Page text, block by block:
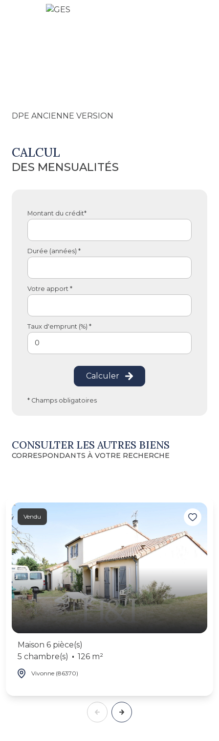
DPE ANCIENNE VERSION
CALCUL
DES MENSUALITÉS
Montant du crédit*
Durée (années) *
Votre apport *
Taux d'emprunt (%) *
Calculer
* Champs obligatoires
CONSULTER LES AUTRES BIENS
CORRESPONDANTS À VOTRE RECHERCHE
Vendu
Maison 6 pièce(s)
5 chambre(s)
126 m²
Vivonne (86370)